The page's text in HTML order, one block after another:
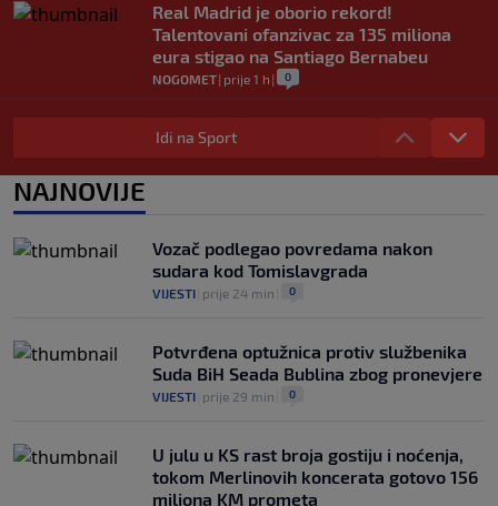
Real Madrid je oborio rekord!
Talentovani ofanzivac za 135 miliona
eura stigao na Santiago Bernabeu
NOGOMET| prije 1 h | 0
Argentinci će jedan trijumf sa
ovogodišnjeg Mundijala obilježavati kao
0
utrka: Talentovani fudbaler Sao Paula
učestvovao u nesreći sa smrtnim
ishodom
NOGOMET |
Idi na Sport
NAJNOVIJE
Vozač podlegao povredama nakon
sudara kod Tomislavgrada
VIJESTI prije 24 min 0
Potvrđena optužnica protiv službenika
Suda BiH Seada Bublina zbog pronevjere
VIJESTI prije 29 min 0
U julu u KS rast broja gostiju i noćenja,
tokom Merlinovih koncerata gotovo 156
miliona KM prometa